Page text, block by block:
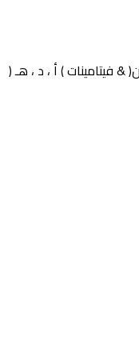
فيتامينات ) أ ، د ، هـ (